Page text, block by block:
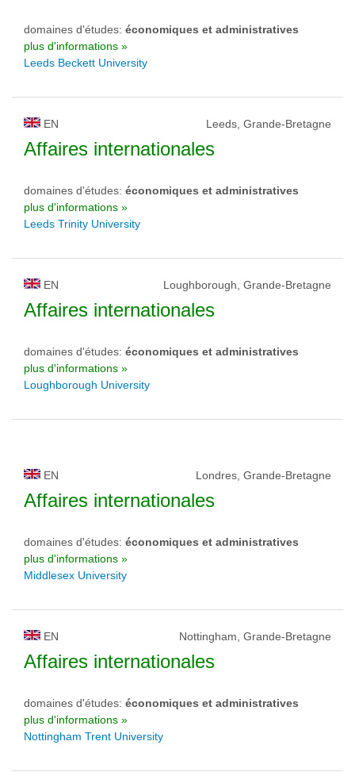
domaines d'études: économiques et administratives
plus d'informations »
Leeds Beckett University
EN Leeds, Grande-Bretagne
Affaires internationales
domaines d'études: économiques et administratives
plus d'informations »
Leeds Trinity University
EN Loughborough, Grande-Bretagne
Affaires internationales
domaines d'études: économiques et administratives
plus d'informations »
Loughborough University
EN Londres, Grande-Bretagne
Affaires internationales
domaines d'études: économiques et administratives
plus d'informations »
Middlesex University
EN Nottingham, Grande-Bretagne
Affaires internationales
domaines d'études: économiques et administratives
plus d'informations »
Nottingham Trent University